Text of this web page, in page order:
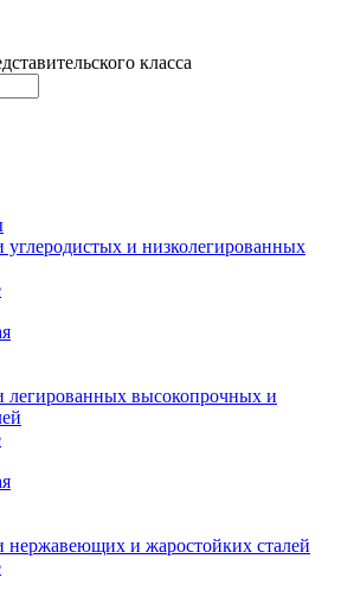
класса
и низколегированных
легированных высокопрочных и
нержавеющих и жаростойких сталей